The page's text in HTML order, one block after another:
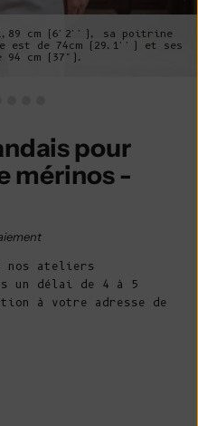
cm (6'2''), sa poitrine
est de 74cm (29.1'') et ses
94 cm (37").
pour
mérinos -
nos ateliers
un délai de 4 à 5
à votre adresse de